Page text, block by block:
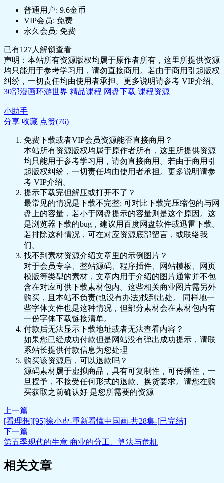
普通用户: 9.6金币
VIP会员: 免费
永久会员: 免费
已有127人解锁查看
声明：本站所有资源版权均属于原作者所有，这里所提供资源
均只能用于参考学习用，请勿直接商用。若由于商用引起版权
纠纷，一切责任均由使用者承担。更多说明请参考 VIP介绍。
30部漫画环游世界 精品课程 网盘下载 课程资源
小助手
分享 收藏 点赞(76)
免费下载或者VIP会员资源能否直接商用？
本站所有资源版权均属于原作者所有，这里所提供资源
均只能用于参考学习用，请勿直接商用。若由于商用引
起版权纠纷，一切责任均由使用者承担。更多说明请参
考 VIP介绍。
提示下载完但解压或打开不了？
最常见的情况是下载不完整: 可对比下载完压缩包的与网
盘上的容量，若小于网盘提示的容量则是这个原因。这
是浏览器下载的bug，建议用百度网盘软件或迅雷下载。
若排除这种情况，可在对应资源底部留言，或联络我
们。
找不到素材资源介绍文章里的示例图片？
对于会员专享、整站源码、程序插件、网站模板、网页
模版等类型的素材，文章内用于介绍的图片通常并不包
含在对应可供下载素材包内。这些相关商业图片需另外
购买，且本站不负责(也没有办法)找到出处。 同样地一
些字体文件也是这种情况，但部分素材会在素材包内有
一份字体下载链接清单。
付款后无法显示下载地址或者无法查看内容？
如果您已经成功付款但是网站没有弹出成功提示，请联
系站长提供付款信息为您处理
购买该资源后，可以退款吗？
源码素材属于虚拟商品，具有可复制性，可传播性，一
旦授予，不接受任何形式的退款、换货要求。请您在购
买获取之前确认好 是您所需要的资源
上一篇
[看理想][95]徐小虎-重新看懂中国画-共28集-[已完结]
下一篇
第五季现代的生意 商业的分工、算法与危机
相关文章